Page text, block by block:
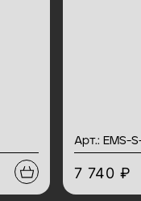
Арт.: EMS-
7 740 ₽